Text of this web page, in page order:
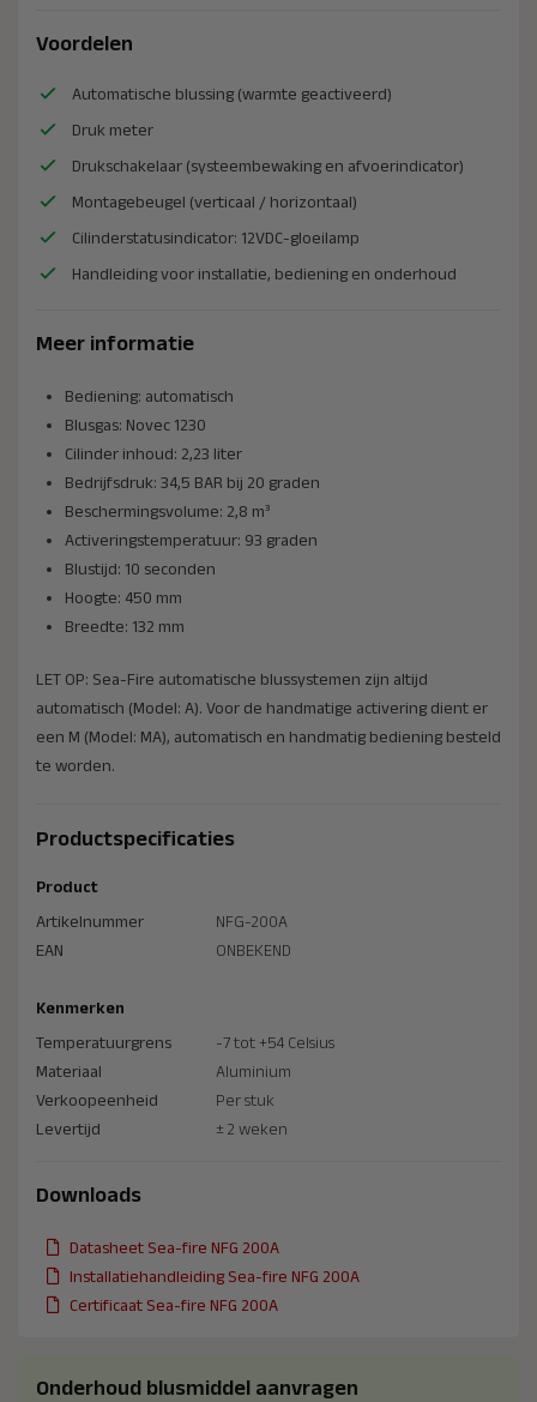
Voordelen
Automatische blussing (warmte geactiveerd)
Druk meter
Drukschakelaar (systeembewaking en afvoerindicator)
Montagebeugel (verticaal / horizontaal)
Cilinderstatusindicator: 12VDC-gloeilamp
Handleiding voor installatie, bediening en onderhoud
Meer informatie
Bediening: automatisch
Blusgas: Novec 1230
Cilinder inhoud: 2,23 liter
Bedrijfsdruk: 34,5 BAR bij 20 graden
Beschermingsvolume: 2,8 m³
Activeringstemperatuur: 93 graden
Blustijd: 10 seconden
Hoogte: 450 mm
Breedte: 132 mm
LET OP: Sea-Fire automatische blussystemen zijn altijd
automatisch (Model: A). Voor de handmatige activering dient er
een M (Model: MA), automatisch en handmatig bediening besteld
te worden.
Productspecificaties
Product
Artikelnummer
NFG-200A
EAN
ONBEKEND
Kenmerken
Temperatuurgrens
-7 tot +54 Celsius
Materiaal
Aluminium
Verkoopeenheid
Per stuk
Levertijd
± 2 weken
Downloads
Datasheet Sea-fire NFG 200A
Installatiehandleiding Sea-fire NFG 200A
Certificaat Sea-fire NFG 200A
Onderhoud blusmiddel aanvragen